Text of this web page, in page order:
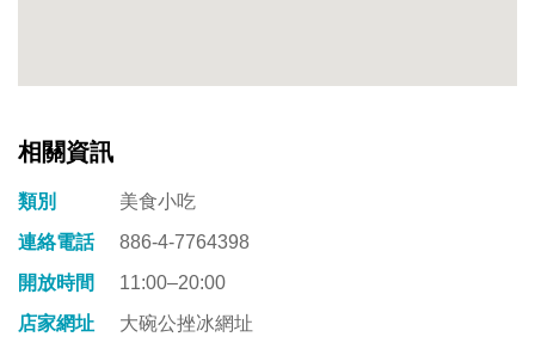
相關資訊
類別
美食小吃
連絡電話
886-4-7764398
開放時間
11:00–20:00
店家網址
大碗公挫冰網址